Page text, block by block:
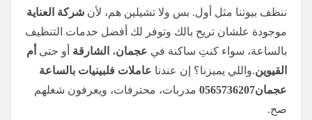
ننظف بيوتنا مثل أول. بس ولا تشيلين هم، لأن شركة العناية
موجودة علشان تريح بالك وتوفر لك أفضل خدمات التنظيف
بالساعة، سواء كنتِ ساكنة في عجمان، الشارقة أو حتى أم
القيوين.واللي يميزنا؟ إن عندنا عاملات فلبينيات بالساعة
عجمان0565736207
مدربات، محترفات، ويعرفون شغلهم
صح.